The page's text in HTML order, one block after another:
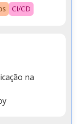
CI/CD
na